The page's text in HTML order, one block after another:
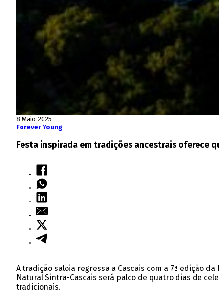
8 Maio 2025
Forever Young
Festa inspirada em tradições ancestrais oferece
A tradição saloia regressa a Cascais com a 7ª edição
Natural Sintra-Cascais será palco de quatro dias de
tradicionais.